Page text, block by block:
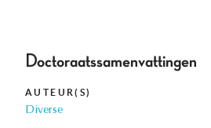
Doctoraatssamenvattingen
AUTEUR(S)
Diverse